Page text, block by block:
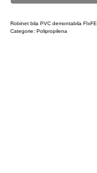
Robinet bila PVC demontabila FIxFE
Categorie: Polipropilena